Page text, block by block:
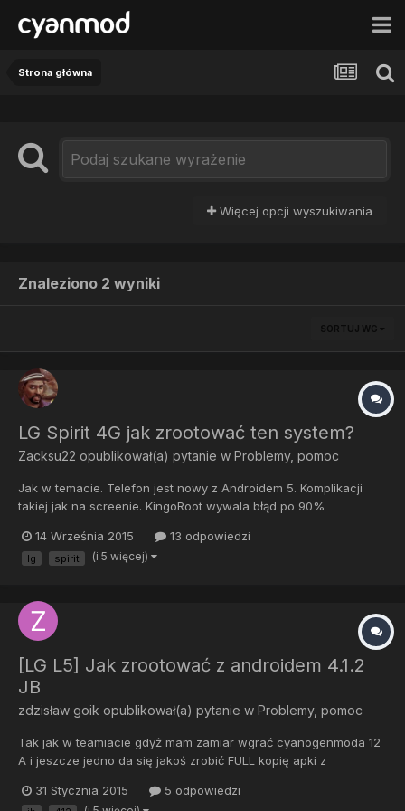
Strona główna
Więcej opcji wyszukiwania
Znaleziono 2 wyniki
SORTUJ WG
LG Spirit 4G jak zrootować ten system?
Zacksu22 opublikował(a) pytanie w Problemy, pomoc
Jak w temacie. Telefon jest nowy z Androidem 5. Komplikacji
takiej jak na screenie. KingoRoot wywala błąd po 90%
pomysły jak to ruszyć? Bo nie ukrywam przydałby się root do
sdmaid itp. Będę wdzięczny za pomoc
14 Września 2015 13 odpowiedzi
lg spirit (i 5 więcej)
[LG L5] Jak zrootować z androidem 4.1.2
JB
zdzisław goik opublikował(a) pytanie w Problemy, pomoc
Tak jak w teamiacie gdyż mam zamiar wgrać cyanogenmoda 12
A i jeszcze jedno da się jakoś zrobić FULL kopię apki z
zapisanymi stronami? Bo mam ich koło 200 i nie chcę ich tracić
31 Stycznia 2015 5 odpowiedzi